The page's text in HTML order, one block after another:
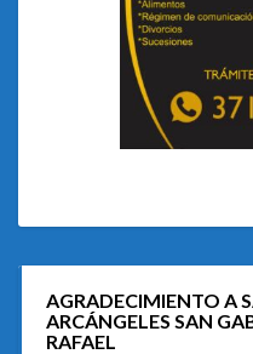
AGRADECIMIENTO A
ARCÁNGELES SAN
RAFAEL